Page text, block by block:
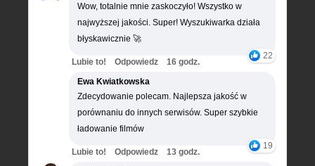
Wow, totalnie mnie zaskoczyło! Wszystko w
najwyższej jakości. Super! Wyszukiwarka działa
błyskawicznie 🚀
22
Lubie to! Odpowiedz
16 godz.
Ewa Kwiatkowska
Zdecydowanie polecam. Najlepsza jakość w
porównaniu do innych serwisów. Super szybkie
ładowanie filmów
19
Lubie to! Odpowiedz
13 godz.